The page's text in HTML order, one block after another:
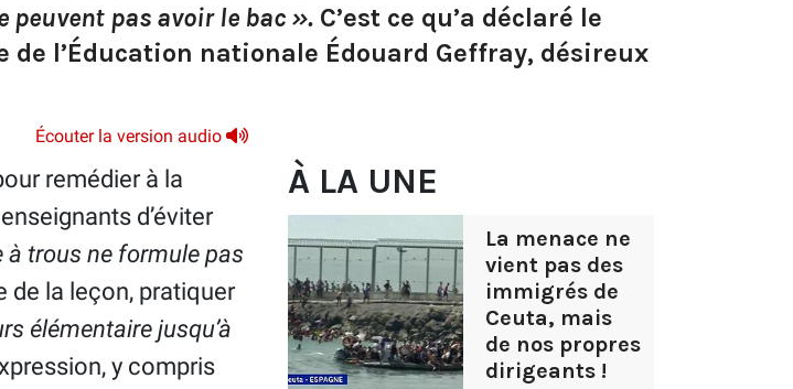
peuvent pas avoir le bac ». C’est ce qu’a déclaré le
de l’Éducation nationale Édouard Geffray, désireux
Écouter la version audio
remédier à la
d’éviter
à trous ne formule pas
de la leçon, pratiquer
élémentaire jusqu’à
y compris
À LA UNE
La menace ne
vient pas des
immigrés de
Ceuta, mais
de nos propres
dirigeants !